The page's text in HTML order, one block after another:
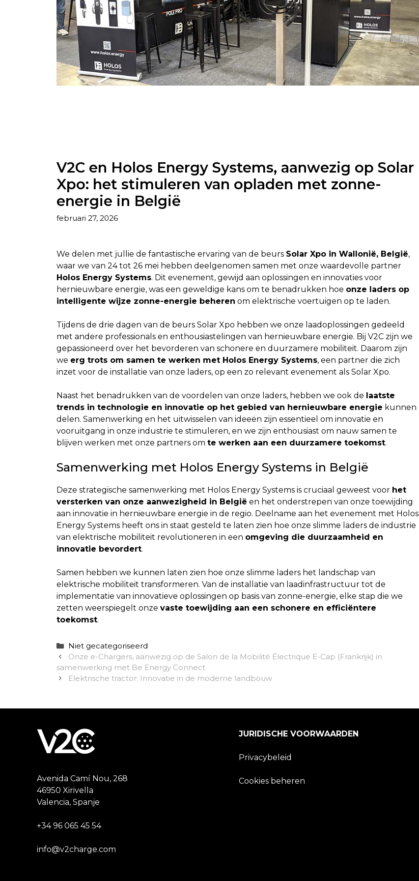
V2C en Holos Energy Systems, aanwezig op Solar
Xpo: het stimuleren van opladen met zonne-
energie in België
februari 27, 2026
We delen met jullie de fantastische ervaring van de beurs Solar Xpo in Wallonië, België,
waar we van 24 tot 26 mei hebben deelgenomen samen met onze waardevolle partner
Holos Energy Systems. Dit evenement, gewijd aan oplossingen en innovaties voor
hernieuwbare energie, was een geweldige kans om te benadrukken hoe onze laders op
intelligente wijze zonne-energie beheren om elektrische voertuigen op te laden.
Tijdens de drie dagen van de beurs Solar Xpo hebben we onze laadoplossingen gedeeld
met andere professionals en enthousiastelingen van hernieuwbare energie. Bij V2C zijn we
gepassioneerd over het bevorderen van schonere en duurzamere mobiliteit. Daarom zijn
we erg trots om samen te werken met Holos Energy Systems, een partner die zich
inzet voor de installatie van onze laders, op een zo relevant evenement als Solar Xpo.
Naast het benadrukken van de voordelen van onze laders, hebben we ook de laatste
trends in technologie en innovatie op het gebied van hernieuwbare energie kunnen
delen. Samenwerking en het uitwisselen van ideeën zijn essentieel om innovatie en
vooruitgang in onze industrie te stimuleren, en we zijn enthousiast om nauw samen te
blijven werken met onze partners om te werken aan een duurzamere toekomst.
Samenwerking met Holos Energy Systems in België
Deze strategische samenwerking met Holos Energy Systems is cruciaal geweest voor het
versterken van onze aanwezigheid in België en het onderstrepen van onze toewijding
aan innovatie in hernieuwbare energie in de regio. Deelname aan het evenement met Holos
Energy Systems heeft ons in staat gesteld te laten zien hoe onze slimme laders de industrie
van elektrische mobiliteit revolutioneren in een omgeving die duurzaamheid en
innovatie bevordert.
Samen hebben we kunnen laten zien hoe onze slimme laders het landschap van
elektrische mobiliteit transformeren. Van de installatie van laadinfrastructuur tot de
implementatie van innovatieve oplossingen op basis van zonne-energie, elke stap die we
zetten weerspiegelt onze vaste toewijding aan een schonere en efficiëntere
toekomst.
Categorieën
Niet gecategoriseerd
Onze e-Chargers, aanwezig op de Salon de la Mobilité Électrique E-Cap (Frankrijk) in
samenwerking met Be Energy Connect
Elektrische tractor: Innovatie in de moderne landbouw
Avenida Camí Nou, 268
46950 Xirivella
Valencia, Spanje
+34 96 065 45 54
info@v2charge.com
JURIDISCHE VOORWAARDEN
Privacybeleid
Cookies beheren